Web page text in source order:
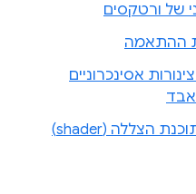
של ורטקסים
ההתאמה
אסינכרוניים
אבד
עדכונים על יצירת מודול תוכנת הצללה (shader)